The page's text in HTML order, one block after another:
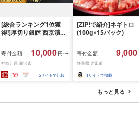
[総合ランキング1位獲
得!]厚切り銀鱈 西京漬け
約 1,000g (約 100g × 10
切) 西京味噌 西京みそ 味
噌漬け みそ 味噌 鮮魚 魚
介 銀だら 銀ダラ ギンダ
ラ ぎんだら 鱈 タラ 魚
漬魚 新鮮 小分け 人気返
寄付金額 10,000 円〜
神奈川県 藤沢市
5サイトで比較
[ZIP!で紹介]ネギトロ
(100g×15パック)
寄付金額 9,000
静岡県 吉田町
1サイトで掲載
もっと見る